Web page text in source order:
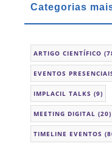
Categorias
ARTIGO CIENTÍFICO
EVENTOS
IMPLACIL TALKS (9)
MEETING DIGITAL (20)
TIMELINE EVENTOS